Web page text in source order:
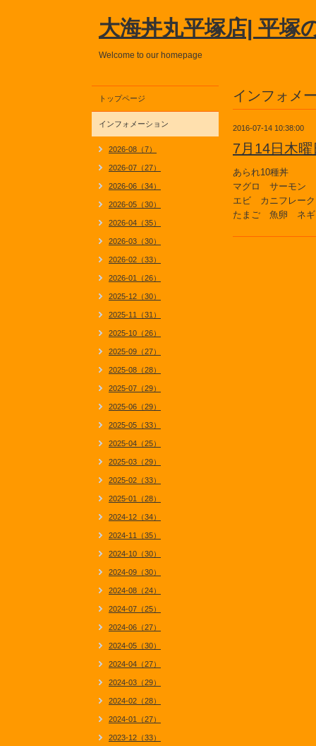
大海丼丸平塚店| 平塚
Welcome to our homepage
インフォメ
2016-07-14 10:38:00
7月14日木
あられ10種丼
マグロ サーモ
エビ カニフレー
たまご 魚卵 ネギ
トップページ
インフォメーション
2026-08（7）
2026-07（27）
2026-06（34）
2026-05（30）
2026-04（35）
2026-03（30）
2026-02（33）
2026-01（26）
2025-12（30）
2025-11（31）
2025-10（26）
2025-09（27）
2025-08（28）
2025-07（29）
2025-06（29）
2025-05（33）
2025-04（25）
2025-03（29）
2025-02（33）
2025-01（28）
2024-12（34）
2024-11（35）
2024-10（30）
2024-09（30）
2024-08（24）
2024-07（25）
2024-06（27）
2024-05（30）
2024-04（27）
2024-03（29）
2024-02（28）
2024-01（27）
2023-12（33）